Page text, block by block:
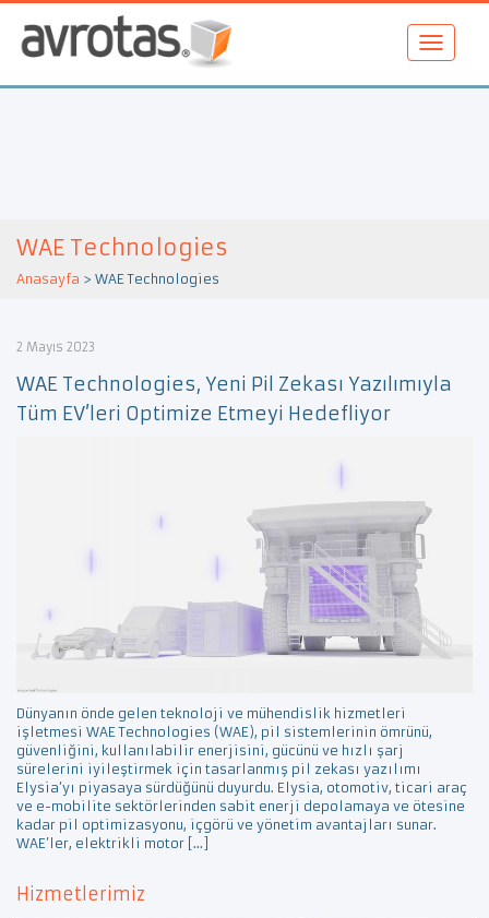
WAE Technologies
Anasayfa > WAE Technologies
2 Mayıs 2023
WAE Technologies, Yeni Pil Zekası Yazılımıyla
Tüm EV’leri Optimize Etmeyi Hedefliyor
Dünyanın önde gelen teknoloji ve mühendislik hizmetleri
işletmesi WAE Technologies (WAE), pil sistemlerinin ömrünü,
güvenliğini, kullanılabilir enerjisini, gücünü ve hızlı şarj
sürelerini iyileştirmek için tasarlanmış pil zekası yazılımı
Elysia’yı piyasaya sürdüğünü duyurdu. Elysia, otomotiv, ticari araç
ve e-mobilite sektörlerinden sabit enerji depolamaya ve ötesine
kadar pil optimizasyonu, içgörü ve yönetim avantajları sunar.
WAE’ler, elektrikli motor […]
Hizmetlerimiz